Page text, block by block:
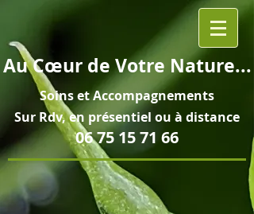
AuCœurde Votre Nature...
Soins etAccompagnements
Sur Rdv, en présentiel ou à distance
06 75 15 71 66